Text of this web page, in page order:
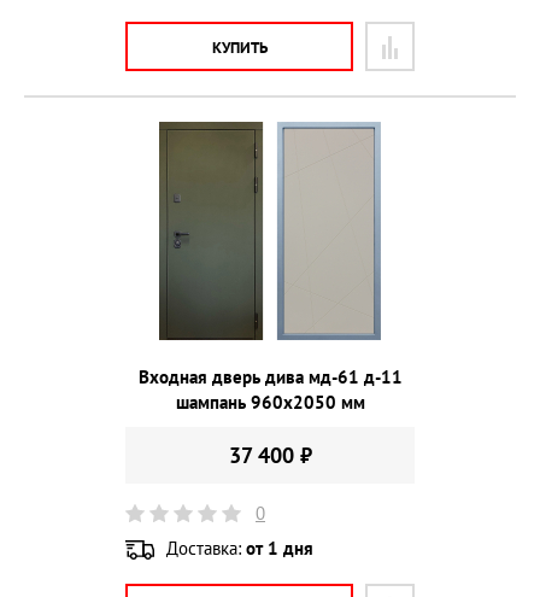
КУПИТЬ
Входная дверь дива мд-61 д-11
шампань 960х2050 мм
37 400 ₽
0
Доставка: от 1 дня